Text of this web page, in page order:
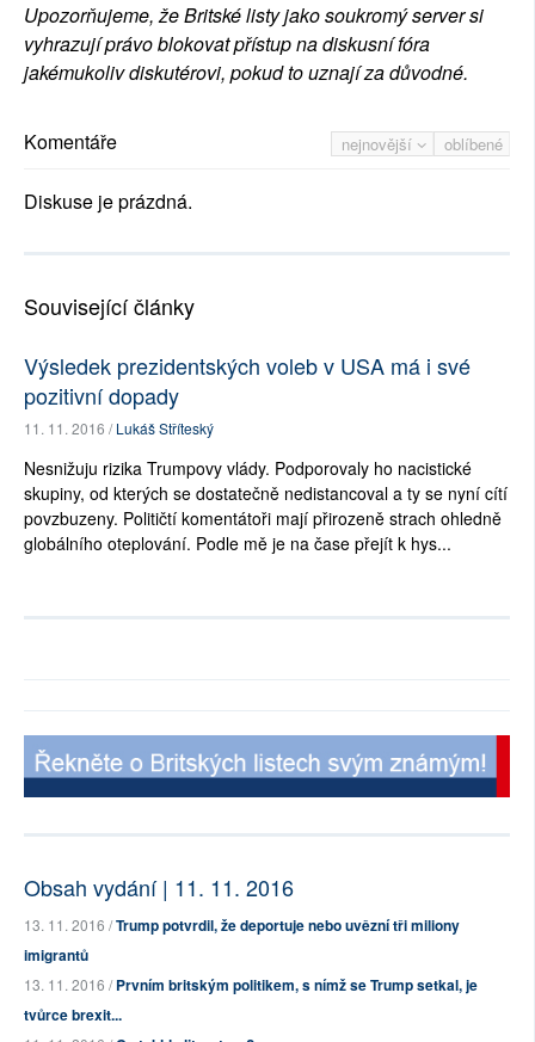
Upozorňujeme, že Britské listy jako soukromý server si
vyhrazují právo blokovat přístup na diskusní fóra
jakémukoliv diskutérovi, pokud to uznají za důvodné.
nejnovější oblíbené
Komentáře
Diskuse je prázdná.
Související články
Výsledek prezidentských voleb v USA má i své
pozitivní dopady
11. 11. 2016 /Lukáš Stříteský
Nesnižuju rizika Trumpovy vlády. Podporovaly ho nacistické
skupiny, od kterých se dostatečně nedistancoval a ty se nyní cítí
povzbuzeny. Političtí komentátoři mají přirozeně strach ohledně
globálního oteplování. Podle mě je na čase přejít k hys...
Obsah vydání | 11. 11. 2016
13. 11. 2016 /Trump potvrdil, že deportuje nebo uvězní tři miliony
imigrantů
13. 11. 2016 /Prvním britským politikem, s nímž se Trump setkal, je
tvůrce brexit...